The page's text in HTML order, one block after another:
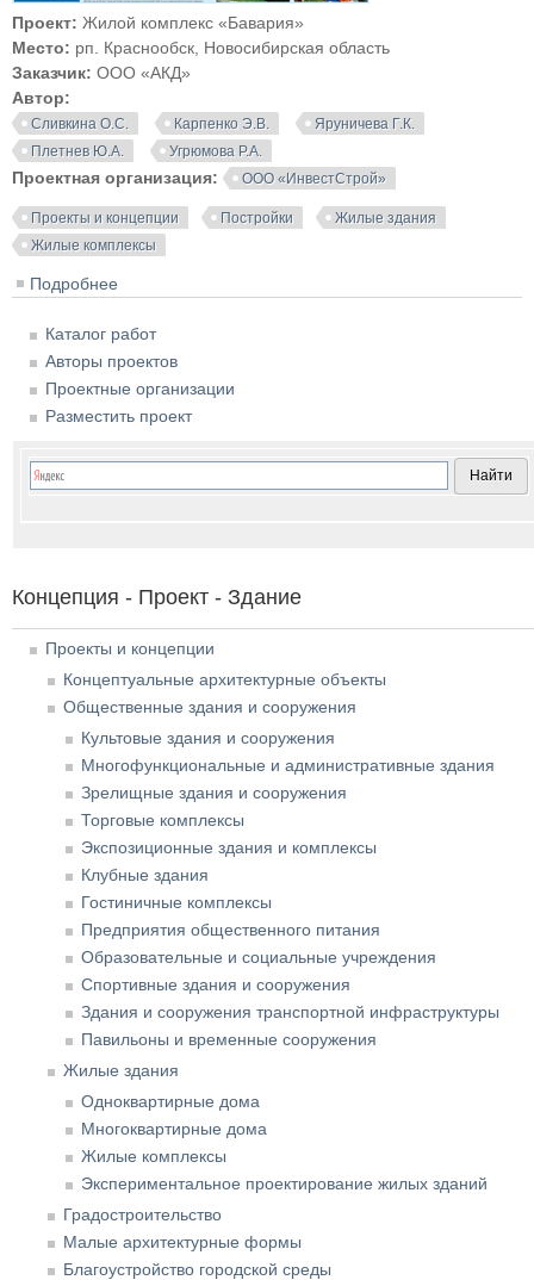
Проект: Жилой комплекс «Бавария»
Место: рп. Краснообск, Новосибирская область
Заказчик: ООО «АКД»
Автор:
Сливкина О.С. Карпенко Э.В.
Яруничева Г.К.
Плетнев Ю.А.
Угрюмова Р.А.
Проектная организация: ООО «ИнвестСтрой»
Проекты и концепции Постройки
Жилые здания
Жилые комплексы
Подробнее
Каталог работ
Авторы проектов
Проектные организации
Разместить проект
Концепция - Проект - Здание
Проекты и концепции
Концептуальные архитектурные объекты
Общественные здания и сооружения
Культовые здания и сооружения
Многофункциональные и административные здания
Зрелищные здания и сооружения
Торговые комплексы
Экспозиционные здания и комплексы
Клубные здания
Гостиничные комплексы
Предприятия общественного питания
Образовательные и социальные учреждения
Спортивные здания и сооружения
Здания и сооружения транспортной инфраструктуры
Павильоны и временные сооружения
Жилые здания
Одноквартирные дома
Многоквартирные дома
Жилые комплексы
Экспериментальное проектирование жилых зданий
Градостроительство
Малые архитектурные формы
Благоустройство городской среды